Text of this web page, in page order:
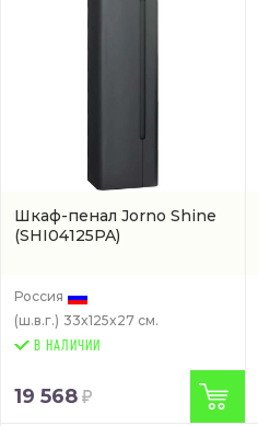
Шкаф-пенал Jorno Shine
(SHI04125PA)
Россия
(ш.в.г.) 33x125x27 см.
В НАЛИЧИИ
19 568